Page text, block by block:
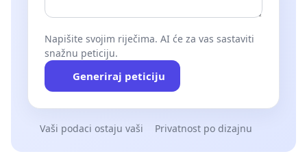
Napišite svojim riječima. AI će za vas sastaviti
snažnu peticiju.
Generiraj peticiju
Vaši podaci ostaju vaši Privatnost po dizajnu